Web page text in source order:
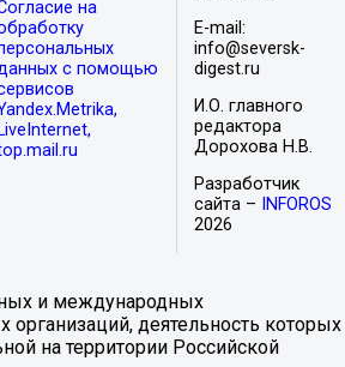
на
с помощью
LiveInternet,
E-mail:
info@seversk-
digest.ru
И.О. главного
редактора
Дорохова Н.В.
Разработчик
сайта –
INFOROS
2026
и международных
организаций, деятельность которых
на территории Российской